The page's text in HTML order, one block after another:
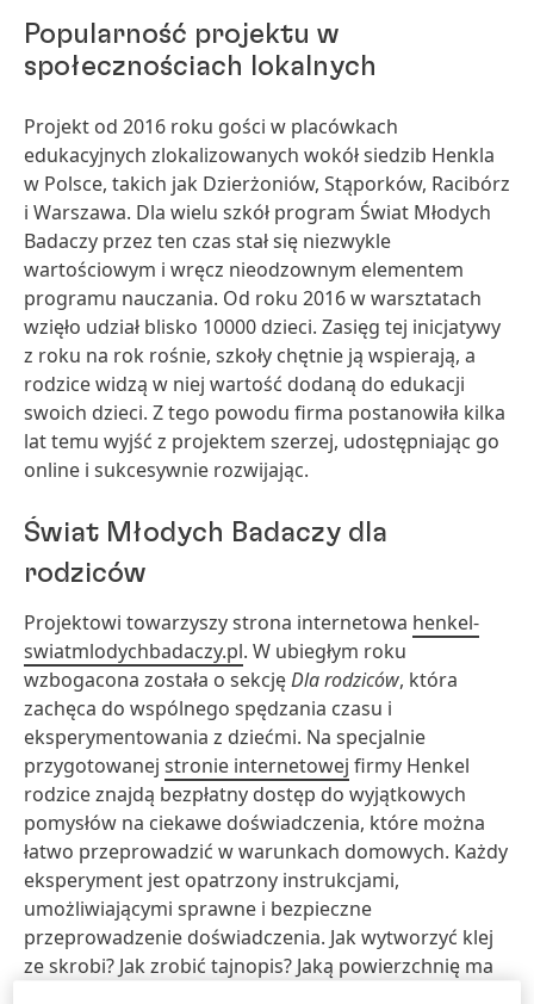
Popularność projektu w
społecznościach lokalnych
Projekt od 2016 roku gości w placówkach
edukacyjnych zlokalizowanych wokół siedzib Henkla
w Polsce, takich jak Dzierżoniów, Stąporków, Racibórz
i Warszawa. Dla wielu szkół program Świat Młodych
Badaczy przez ten czas stał się niezwykle
wartościowym i wręcz nieodzownym elementem
programu nauczania. Od roku 2016 w warsztatach
wzięło udział blisko 10000 dzieci. Zasięg tej inicjatywy
z roku na rok rośnie, szkoły chętnie ją wspierają, a
rodzice widzą w niej wartość dodaną do edukacji
swoich dzieci. Z tego powodu firma postanowiła kilka
lat temu wyjść z projektem szerzej, udostępniając go
online i sukcesywnie rozwijając.
Świat Młodych Badaczy dla
rodziców
Projektowi towarzyszy strona internetowa henkel-
swiatmlodychbadaczy.pl. W ubiegłym roku
wzbogacona została o sekcjęDla rodziców, która
zachęca do wspólnego spędzania czasu i
eksperymentowania z dziećmi. Na specjalnie
przygotowanej stronie internetowej firmy Henkel
rodzice znajdą bezpłatny dostęp do wyjątkowych
pomysłów na ciekawe doświadczenia, które można
łatwo przeprowadzić w warunkach domowych. Każdy
eksperyment jest opatrzony instrukcjami,
umożliwiającymi sprawne i bezpieczne
przeprowadzenie doświadczenia. Jak wytworzyć klej
ze skrobi? Jak zrobić tajnopis? Jaką powierzchnię ma